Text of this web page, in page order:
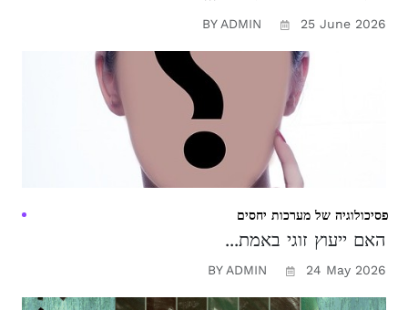
BY ADMIN 25 June 2026
פסיכולוגיה של מערכות יחסים
האם ייעוץ זוגי באמת...
BY ADMIN 24 May 2026